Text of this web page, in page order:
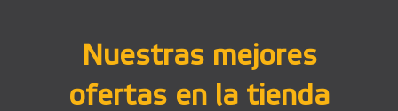
Nuestras mejores
ofertas en la tienda